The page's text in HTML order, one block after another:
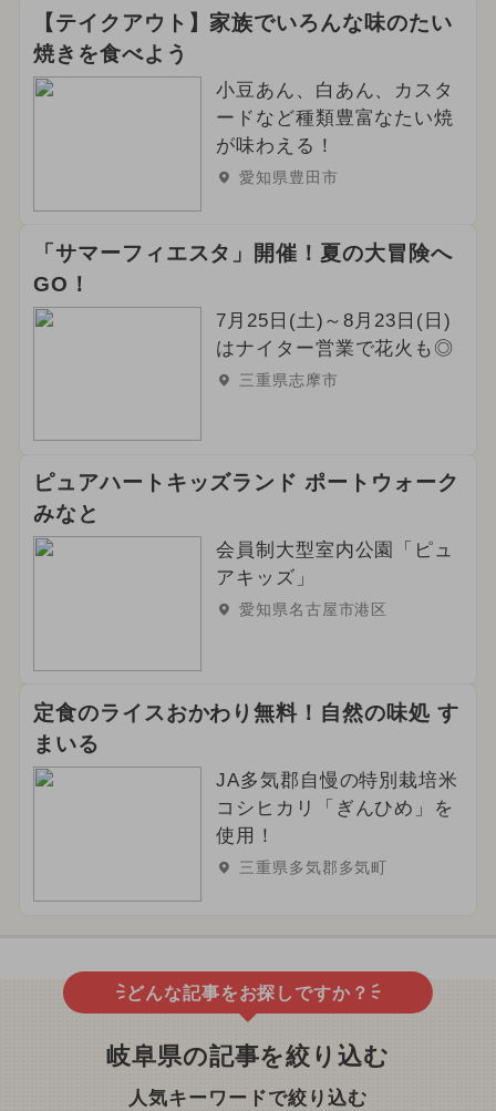
【テイクアウト】家族でいろんな味のたい
焼きを食べよう
小豆あん、白あん、カスタ
ードなど種類豊富なたい焼
が味わえる！
愛知県豊田市
「サマーフィエスタ」開催！夏の大冒険へ
GO！
7月25日(土)～8月23日(日)
はナイター営業で花火も◎
三重県志摩市
ピュアハートキッズランド ポートウォーク
みなと
会員制大型室内公園「ピュ
アキッズ」
愛知県名古屋市港区
定食のライスおかわり無料！自然の味処 す
まいる
JA多気郡自慢の特別栽培米
コシヒカリ「ぎんひめ」を
使用！
三重県多気郡多気町
どんな記事をお探しですか？
岐阜県の記事を絞り込む
人気キーワードで絞り込む